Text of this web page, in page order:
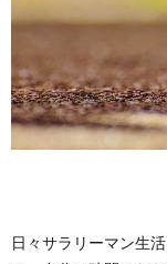
日々サラリーマン生